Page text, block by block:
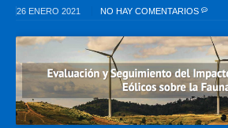
26 ENERO 2021 NO HAY COMENTARIOS